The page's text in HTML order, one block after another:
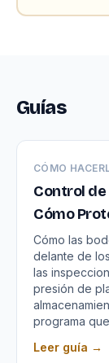
Guías
CÓMO
Control de
Cómo
Cómo las
delante de
las
presión de
programa
Leer guía →